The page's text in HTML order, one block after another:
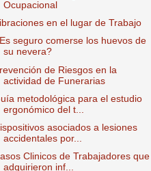
Ocupacional
en el lugar de Trabajo
seguro comerse los huevos de
su nevera?
de Riesgos en la
actividad de Funerarias
metodológica para el estudio
ergonómico del t...
asociados a lesiones
accidentales por...
Clinicos de Trabajadores que
adquirieron inf...